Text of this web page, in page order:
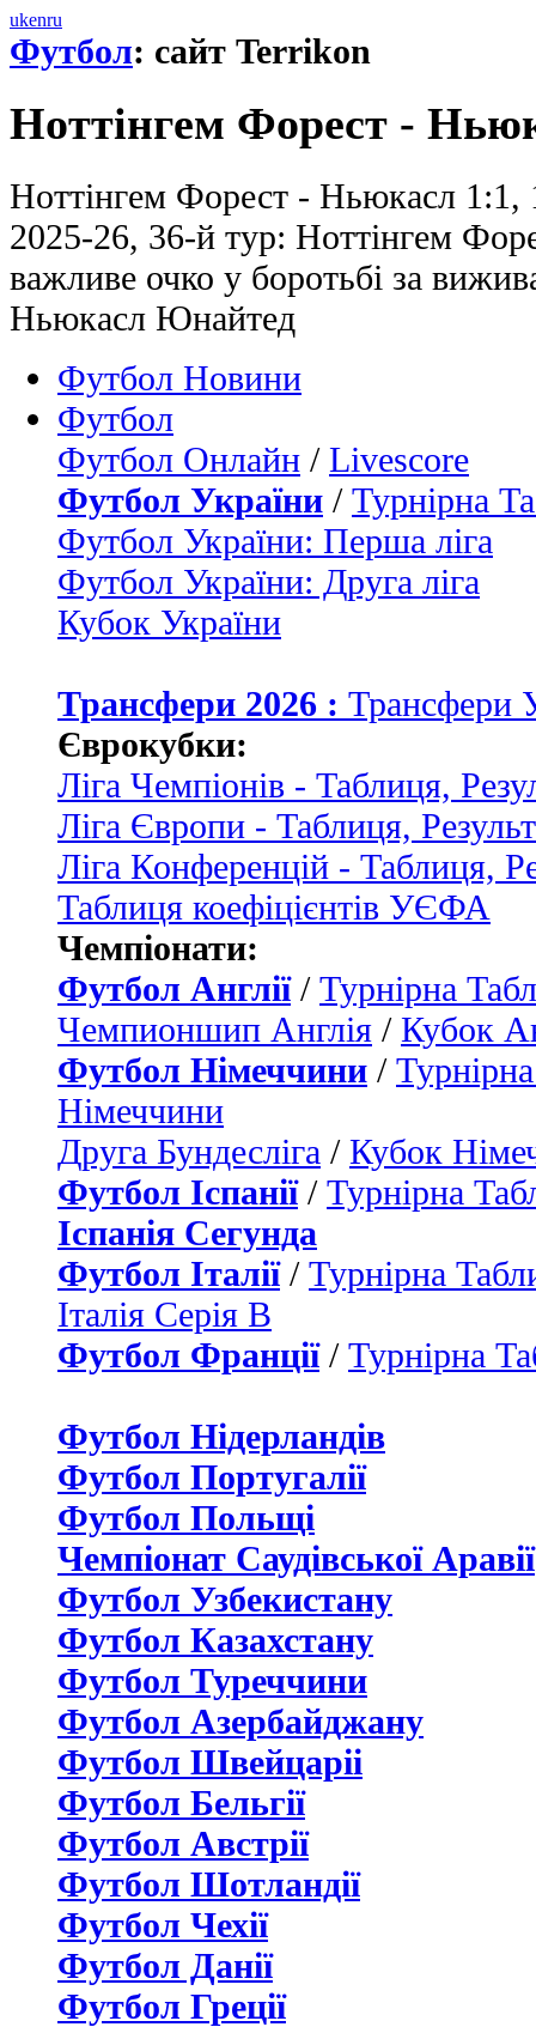
ukenru
Футбол: сайт Terrikon
Ноттінгем Форест -
Ноттінгем Форест - Ньюкасл 1:1,
2025-26, 36-й тур: Ноттінгем
важливе очко у боротьбі за
Ньюкасл Юнайтед
Футбол Новини
Футбол
Футбол Онлайн / Livescore
Футбол України / Турнірна
Футбол України: Перша ліга
Футбол України: Друга ліга
Кубок України
Трансфери 2026 : Трансфери
Єврокубки:
Ліга Чемпіонів - Таблиця,
Ліга Європи - Таблиця,
Ліга Конференцій - Таблиця,
Таблиця коефіцієнтів УЄФА
Чемпіонати:
Футбол Англії/ Турнірна
Чемпионшип Англія / Кубок
Футбол Німеччини /
Німеччини
Друга Бундесліга / Кубок
Футбол Іспанії/ Турнірна
Іспанія Сегунда
Футбол Італії/ Турнірна
Італія Серія B
Футбол Франції/ Турнірна
Футбол Нідерландiв
Футбол Португалії
Футбол Польщі
Чемпіонат Саудівської Аравії
Футбол Узбекистану
Футбол Казахстану
Футбол Туреччини
Футбол Азербайджану
Футбол Швейцаріі
Футбол Бельгії
Футбол Австрії
Футбол Шотландії
Футбол Чехії
Футбол Данії
Футбол Греції